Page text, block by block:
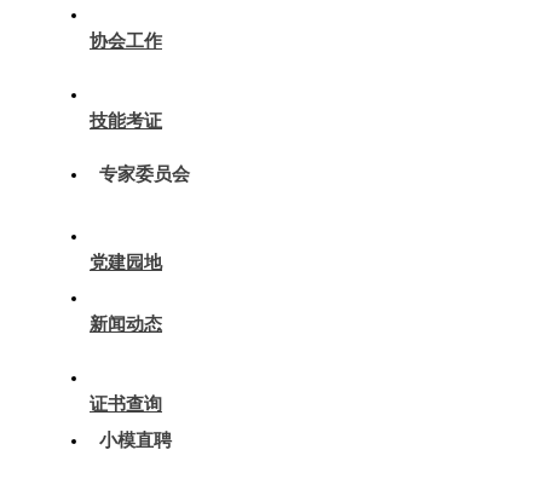
协会工作
技能考证
专家委员会
党建园地
新闻动态
证书查询
小模直聘